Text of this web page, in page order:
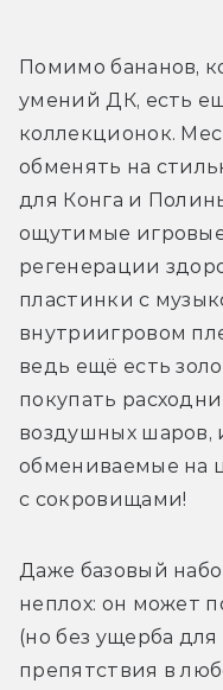
Помимо бананов,
умений ДК, есть
коллекционок.
обменять на
для Конга и
ощутимые
регенерации
пластинки с
внутриигровом
ведь ещё есть
покупать
воздушных шаров,
обмениваемые на
с сокровищами!
Даже базовый
неплох: он может
(но без ущерба
препятствия в